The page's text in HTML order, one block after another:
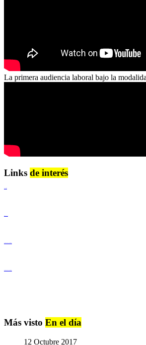
La primera audiencia laboral bajo la
Links de interés
Más visto En el día
12 Octubre 2017